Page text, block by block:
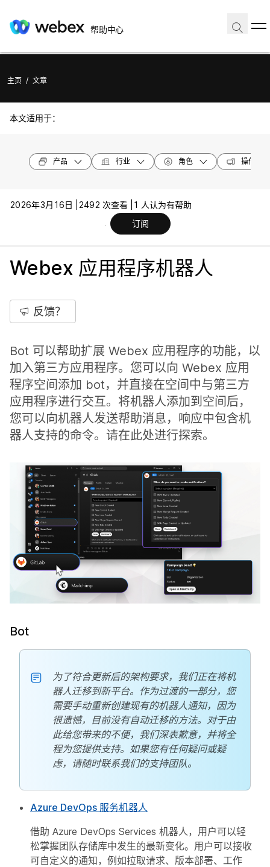
帮助中心
主页 / 文章
本文适用于：
产品 行业 角色 操作系统
2026年3月16日 | 2492 次查看 |
1 人认为有帮助
订阅
Webex 应用程序机器人
反馈？
Bot 可以帮助扩展 Webex 应用程序的功能，以
加入第三方应用程序。您可以向 Webex 应用
程序空间添加 bot，并直接在空间中与第三方
应用程序进行交互。将机器人添加到空间后，
您可以向机器人发送帮助消息，响应中包含机
器人支持的命令。请在此处进行探索。
Bot
为了符合更新后的架构要求，我们正在将机
器人迁移到新平台。作为过渡的一部分，您
需要手动重新创建现有的机器人通知，因为
很遗憾，目前没有自动迁移的方法。对于由
此给您带来的不便，我们深表歉意，并将全
程为您提供支持。如果您有任何疑问或疑
虑，请随时联系我们的支持团队。
Azure DevOps 服务机器人
借助 Azure DevOps Services 机器人，用户可以轻
松掌握团队存储库中发生的最新变化。用户可以接收
可自定义的通知，例如拉取请求、版本部署、工作